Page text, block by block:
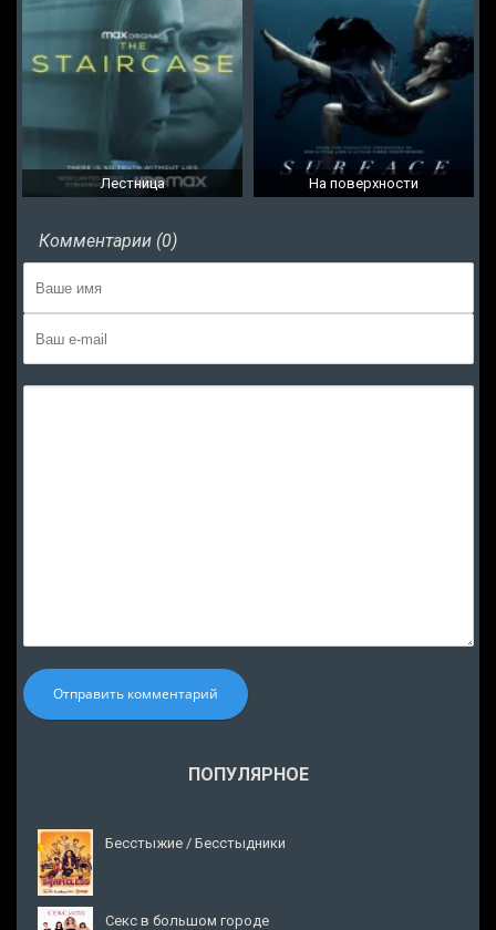
Лестница На поверхности
Комментарии (0)
Отправить комментарий
ПОПУЛЯРНОЕ
Бесстыжие / Бесстыдники
Секс в большом городе